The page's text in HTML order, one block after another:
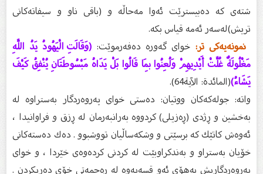
شتەى كە دەبیسترێت ئەوا مەحاڵە و (باقی ناو و سیفاتەكانى
تریش)لەسەر ئەمە قیاس بكە.
نمونەیەكى تر:خواى گەورە دەفەرموێت:(وَقَالَتِ الْيَهُودُ يَدُ اللَّهِ
مَغْلُولَةٌ غُلَّتْ أَيْدِيهِمْ وَلُعِنُوا بِمَا قَالُوا بَلْ يَدَاهُ مَبْسُوطَتَانِ يُنْفِقُ كَيْفَ
يَشَاءُ)(المائدة: الآية64).
واتە: جولەكەكان ووتیان: دەستى خواى پەروەردگار بەستراوە لە
بەخشین و ڕژدى (ڕەزیلى) كردووە بەرانبەرمان لە ڕزق و فراوانیدا ،
ئەوەش كاتێك كە برسێتى و وشكەساڵیان تووشبوو . دەك دەستەكانى
خۆیان بەستراو و بەندكراوبێت لە كردنى كردەوەى خێردا ، و خواى
پەروەردگاریش بەهۆى ئەو قسەیەوە لە ڕەحمەتى خۆى دەریكردن .